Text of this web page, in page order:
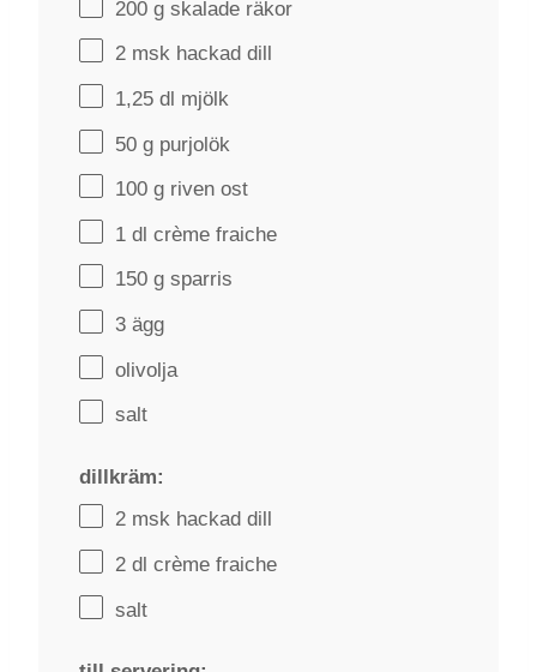
200 g skalade räkor
2 msk hackad dill
1,25 dl mjölk
50 g purjolök
100 g riven ost
1 dl crème fraiche
150 g sparris
3 ägg
olivolja
salt
dillkräm:
2 msk hackad dill
2 dl crème fraiche
salt